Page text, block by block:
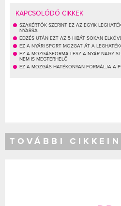
KAPCSOLÓDÓ CIKKEK
SZAKÉRTŐK SZERINT EZ AZ EGYIK
NYÁRRA
EDZÉS UTÁN EZT AZ 5 HIBÁT SOKAN
EZ A NYÁRI SPORT MOZGAT ÁT A
EZ A MOZGÁSFORMA LESZ A NYÁR NAGY
NEM IS MEGTERHELŐ
EZ A MOZGÁS HATÉKONYAN FORMÁLJA A
TOVÁBBI